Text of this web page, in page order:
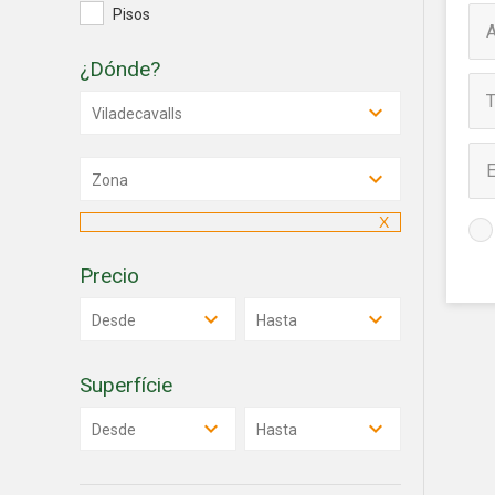
Pisos
¿Dónde?
Viladecavalls
Zona
Precio
Desde Hasta
Superfície
Desde Hasta
sitio
los
que